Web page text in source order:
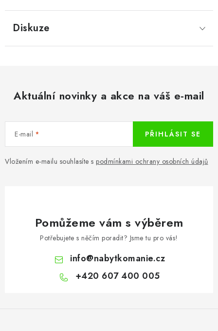
Diskuze
Aktuální novinky a akce na váš e-mail
E-mail
Vložením e-mailu souhlasíte s podmínkami ochrany osobních údajů
PŘIHLÁSIT SE
Pomůžeme vám s výběrem
Potřebujete s něčím poradit? Jsme tu pro vás!
info@nabytkomanie.cz
+420 607 400 005